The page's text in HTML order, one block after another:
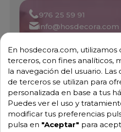
976 25 59 91
info@hosdecora.com
Pide tu
En hosdecora.com, utilizamos
terceros, con fines analíticos,
la navegación del usuario.
de terceros se utilizan para
personalizada en base a tus
Puedes ver el uso y
modificar tus preferencias
pulsa en "Aceptar" para